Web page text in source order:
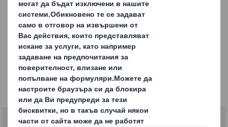
Опаковки за
потребителски цели
Рециклируеми и за повторна употреба